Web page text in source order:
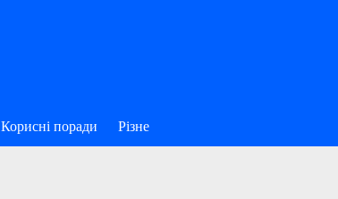
Корисні поради Різне